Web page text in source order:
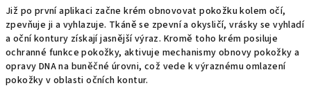
Již po první aplikaci začne krém obnovovat pokožku kolem očí,
zpevňuje ji a vyhlazuje. Tkáně se zpevní a okysličí, vrásky se vyhladí
a oční kontury získají jasnější výraz. Kromě toho krém posiluje
ochranné funkce pokožky, aktivuje mechanismy obnovy pokožky a
opravy DNA na buněčné úrovni, což vede k výraznému omlazení
pokožky v oblasti očních kontur.